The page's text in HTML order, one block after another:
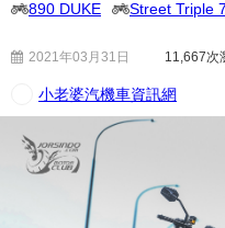
890 DUKE Street Triple
2021年03月31日 11,667次
小老婆汽機車資訊網